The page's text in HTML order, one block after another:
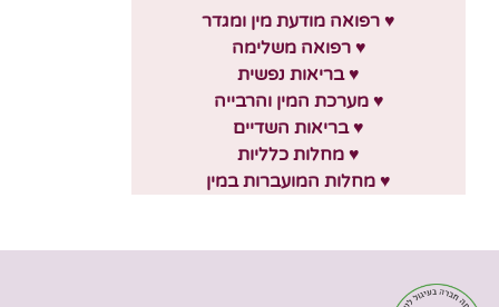
♥ רפואה מודעת מין ומגדר
♥ רפואה משלימה
♥ בריאות נפשית
♥ מערכת המין והרבייה
♥ בריאות השדיים
♥ מחלות כלליות
♥ מחלות המועברות במין